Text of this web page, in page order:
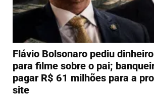
Flávio Bolsonaro pediu
para filme sobre o pai;
pagar R$ 61 milhões para a
site